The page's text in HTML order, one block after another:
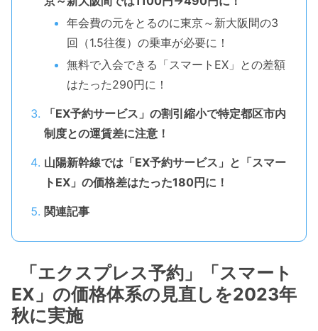
年会費の元をとるのに東京～新大阪間の3
回（1.5往復）の乗車が必要に！
無料で入会できる「スマートEX」との差額
はたった290円に！
「EX予約サービス」の割引縮小で特定都区市内
制度との運賃差に注意！
山陽新幹線では「EX予約サービス」と「スマー
トEX」の価格差はたった180円に！
関連記事
「エクスプレス予約」「スマート
EX」の価格体系の見直しを2023年
秋に実施